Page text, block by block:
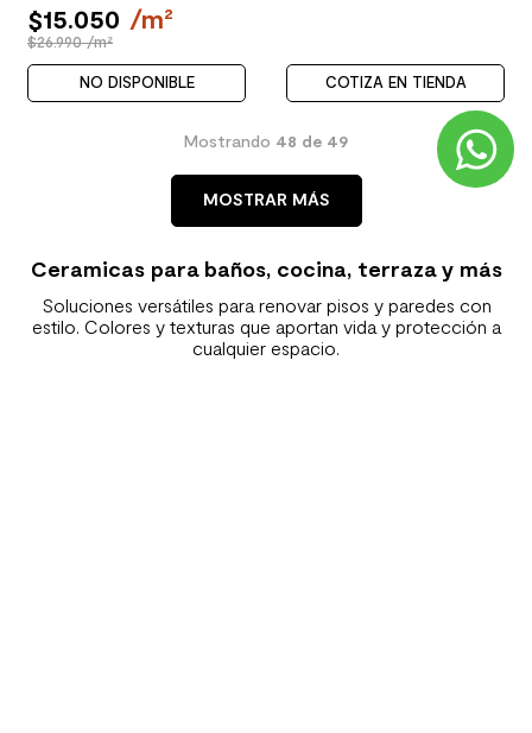
$15.050 /m²
$26.990 /m²
NO DISPONIBLE COTIZA EN TIENDA
Mostrando 48 de 49
MOSTRAR MÁS
Ceramicas para baños, cocina, terraza y más
Soluciones versátiles para renovar pisos y paredes con
estilo. Colores y texturas que aportan vida y protección a
cualquier espacio.